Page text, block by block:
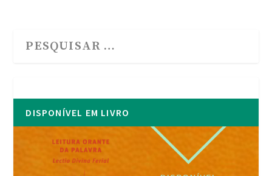
DISPONÍVEL EM LIVRO